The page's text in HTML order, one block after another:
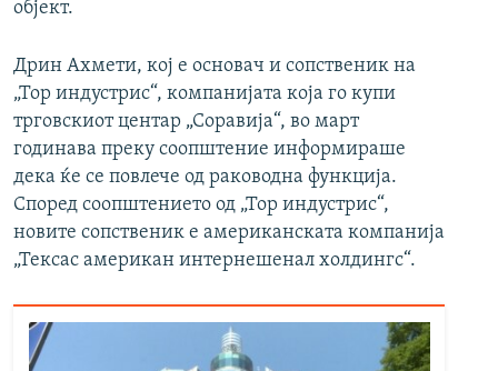
објект.
Дрин Ахмети, кој е основач и сопственик на
„Тор индустрис“, компанијата која го купи
трговскиот центар „Соравија“, во март
годинава преку соопштение информираше
дека ќе се повлече од раководна функција.
Според соопштението од „Тор индустрис“,
новите сопственик е американската компанија
„Тексас американ интернешенал холдингс“.